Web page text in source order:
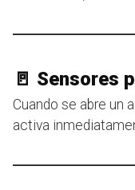
🚪 Sensores
Cuando se abre un
activa